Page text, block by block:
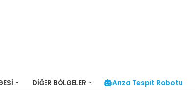
DIĞER BÖLGELER Arıza Tespit Robotu